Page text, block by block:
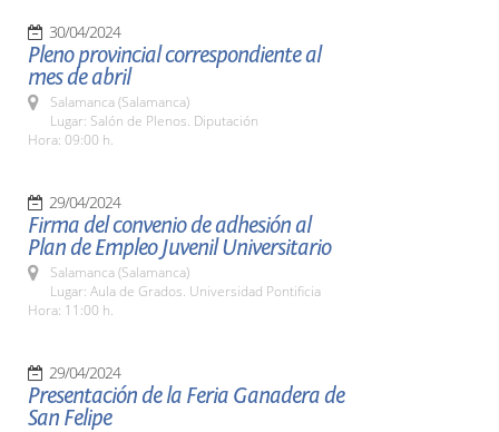
30/04/2024
Pleno provincial correspondiente al
mes de abril
Salamanca (Salamanca)
Lugar: Salón de Plenos. Diputación
Hora: 09:00 h.
29/04/2024
Firma del convenio de adhesión al
Plan de Empleo Juvenil Universitario
Salamanca (Salamanca)
Lugar: Aula de Grados. Universidad Pontificia
Hora: 11:00 h.
29/04/2024
Presentación de la Feria Ganadera de
San Felipe